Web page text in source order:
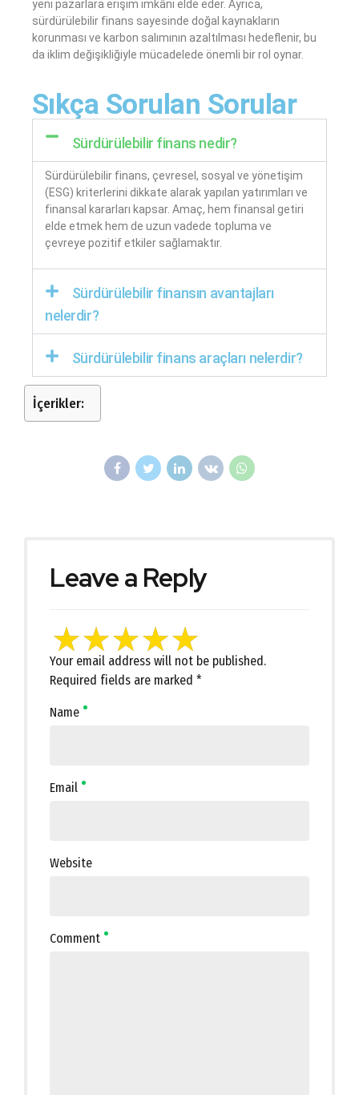
yeni pazarlara erişim imkânı elde eder. Ayrıca,
sürdürülebilir finans sayesinde doğal kaynakların
korunması ve karbon salımının azaltılması hedeflenir, bu
da iklim değişikliğiyle mücadelede önemli bir rol oynar.
Sıkça Sorulan Sorular
Sürdürülebilir finans nedir?
Sürdürülebilir finans, çevresel, sosyal ve yönetişim
(ESG) kriterlerini dikkate alarak yapılan yatırımları ve
finansal kararları kapsar. Amaç, hem finansal getiri
elde etmek hem de uzun vadede topluma ve
çevreye pozitif etkiler sağlamaktır.
Sürdürülebilir finansın avantajları
nelerdir?
Sürdürülebilir finans araçları nelerdir?
İçerikler:
Leave a Reply
Your email address will not be published.
Required fields are marked *
Comment
Name
Email
Website